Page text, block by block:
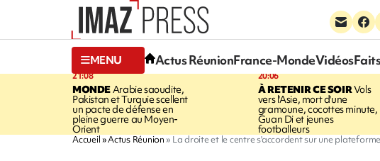
MENU Actus RéunionFrance-MondeVidéos
21:08
MONDE Arabie saoudite,
Pakistan et Turquie scellent
un pacte de défense en
pleine guerre au Moyen-
Orient
20:06
À RETENIR CE SOIRVols
vers l'Asie, mort d'une
gramoune, cocottes minute,
Guan Di et jeunes
footballeurs
Accueil Actus Réunion La droite et le centre s'accordent sur une